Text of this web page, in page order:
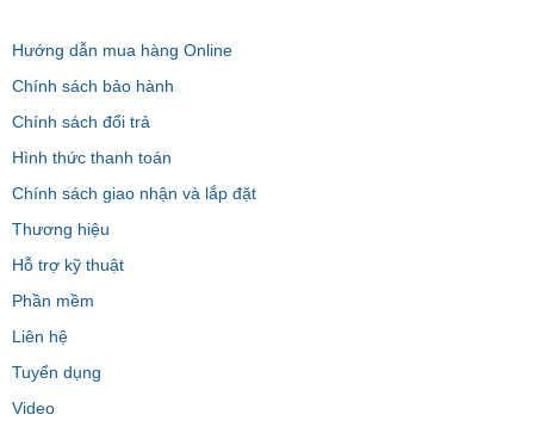
Hướng dẫn mua hàng Online
Chính sách bảo hành
Chính sách đổi trả
Hình thức thanh toán
Chính sách giao nhận và lắp đặt
Thương hiệu
Hỗ trợ kỹ thuật
Phần mềm
Liên hệ
Tuyển dụng
Video